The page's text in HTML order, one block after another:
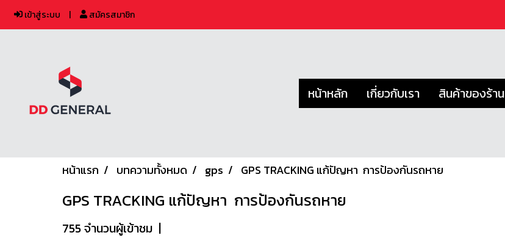
เข้าสู่ระบบ สมัครสมาชิก
หน้าหลัก เกี่ยวกับเรา สินค้าของร้าน
หน้าแรก บทความทั้งหมด gps GPS TRACKING แก้ปัญหา ️ การป้องกันรถหาย
GPS TRACKING แก้ปัญหา ️ การป้องกันรถหาย
755 จำนวนผู้เข้าชม |